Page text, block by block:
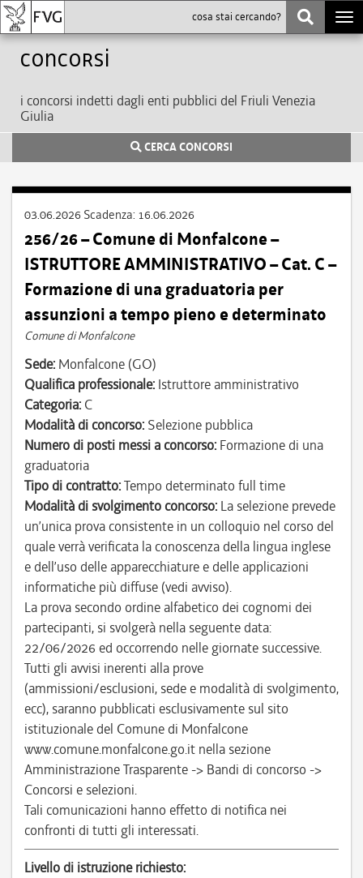
Concorsi
i concorsi indetti dagli enti pubblici del Friuli Venezia
Giulia
CERCA CONCORSI
03.06.2026 Scadenza: 16.06.2026
256/26 – Comune di Monfalcone –
ISTRUTTORE AMMINISTRATIVO – Cat. C –
Formazione di una graduatoria per
assunzioni a tempo pieno e determinato
Comune di Monfalcone
Sede: Monfalcone (GO)
Qualifica professionale: Istruttore amministrativo
Categoria: C
Modalità di concorso: Selezione pubblica
Numero di posti messi a concorso: Formazione di una
graduatoria
Tipo di contratto:Tempo determinato full time
Modalità di svolgimento concorso: La selezione prevede
un’unica prova consistente in un colloquio nel corso del
quale verrà verificata la conoscenza della lingua inglese
e dell’uso delle apparecchiature e delle applicazioni
informatiche più diffuse (vedi avviso).
La prova secondo ordine alfabetico dei cognomi dei
partecipanti, si svolgerà nella seguente data:
22/06/2026 ed occorrendo nelle giornate successive.
Tutti gli avvisi inerenti alla prove
(ammissioni/esclusioni, sede e modalità di svolgimento,
ecc), saranno pubblicati esclusivamente sul sito
istituzionale del Comune di Monfalcone
www.comune.monfalcone.go.it nella sezione
Amministrazione Trasparente -> Bandi di concorso ->
Concorsi e selezioni.
Tali comunicazioni hanno effetto di notifica nei
confronti di tutti gli interessati.
Livello di istruzione richiesto: